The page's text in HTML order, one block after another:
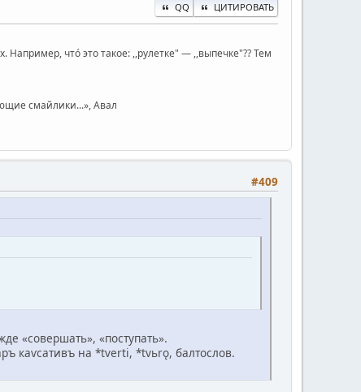
QQ ЦИТИРОВАТЬ
чтó это такое: ,,рулетке" — ,,выпечке"?? Тем
смайлики...», Авал
#409
«совершать», «поступать».
каѵсативъ на *tverti, *tvьrǫ, балтослов.